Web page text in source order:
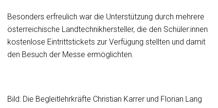
Besonders erfreulich war die Unterstützung durch mehrere
österreichische Landtechnikhersteller, die den Schüler:innen
kostenlose Eintrittstickets zur Verfügung stellten und damit
den Besuch der Messe ermöglichten.
Bild: Die Begleitlehrkräfte Christian Karrer und Florian Lang